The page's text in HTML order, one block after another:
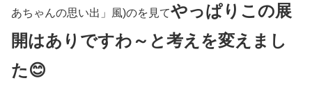
あちゃんの思い出」風)のを見てやっぱりこの展
開はありですわ～と考えを変えまし
た😊